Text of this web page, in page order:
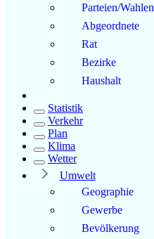
Parteien/Wahlen
Abgeordnete
Rat
Bezirke
Haushalt
Statistik
Verkehr
Plan
Klima
Wetter
Umwelt
Geographie
Gewerbe
Bevölkerung